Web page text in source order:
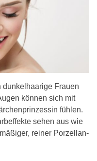
Frauen
können sich mit
fühlen.
sehen aus wie
reiner Porzellan-